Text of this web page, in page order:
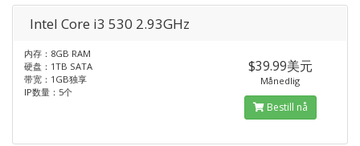
Intel Core i3 530 2.93GHz
内存：8GB RAM
硬盘：1TB SATA
带宽：1GB独享
IP数量：5个
$39.99美元
Månedlig
Bestill nå